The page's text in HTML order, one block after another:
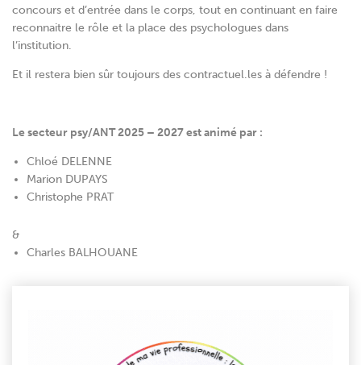
concours et d’entrée dans le corps, tout en continuant en faire
reconnaitre le rôle et la place des psychologues dans
l’institution.
Et il restera bien sûr toujours des contractuel.les à défendre !
Le secteur psy/ANT 2025 – 2027 est animé par :
Chloé DELENNE
Marion DUPAYS
Christophe PRAT
&
Charles BALHOUANE